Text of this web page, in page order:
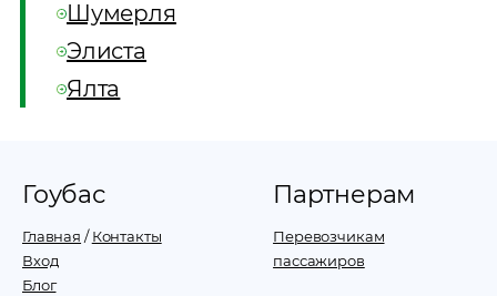
Шумерля
Элиста
Ялта
Гоубас
Главная /Контакты
Вход
Блог
Партнерам
Перевозчикам
пассажиров